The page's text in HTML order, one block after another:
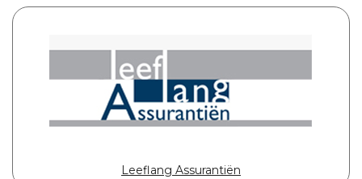
Leeflang Assurantiën